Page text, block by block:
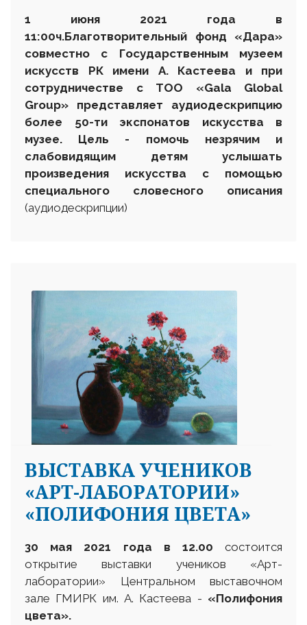
1 июня 2021 года в
11:00ч.Благотворительный фонд «Дара»
совместно с Государственным музеем
искусств РК имени А. Кастеева и при
сотрудничестве с ТОО «Gala Global
Group» представляет аудиодескрипцию
более 50-ти экспонатов искусства в
музее. Цель - помочь незрячим и
слабовидящим детям услышать
произведения искусства с помощью
специального словесного описания
(аудиодескрипции)
ВЫСТАВКА УЧЕНИКОВ
«АРТ-ЛАБОРАТОРИИ»
«ПОЛИФОНИЯ ЦВЕТА»
30 мая 2021 года в 12.00 состоится
открытие выставки учеников «Арт-
лаборатории» Центральном выставочном
зале ГМИРК им. А. Кастеева - «Полифония
цвета».